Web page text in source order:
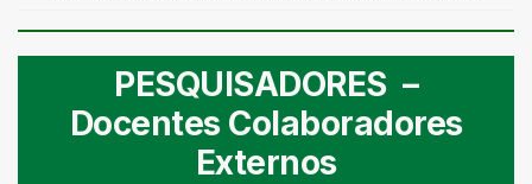
PESQUISADORES –
Docentes Colaboradores
Externos